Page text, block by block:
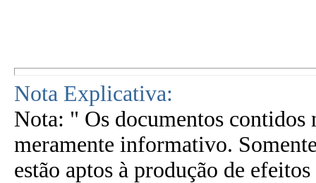
Nota Explicativa:
Nota: " Os documentos contidos
meramente informativo.
estão aptos à produção de